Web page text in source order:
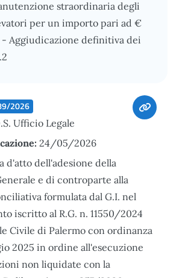
straordinaria degli
per un importo pari ad €
Aggiudicazione definitiva dei
2026
Ufficio Legale
24/05/2026
d'atto dell'adesione della
e di controparte alla
formulata dal G.I. nel
iscritto al R.G. n. 11550/2024
Civile di Palermo con ordinanza
2025 in ordine all'esecuzione
non liquidate con la